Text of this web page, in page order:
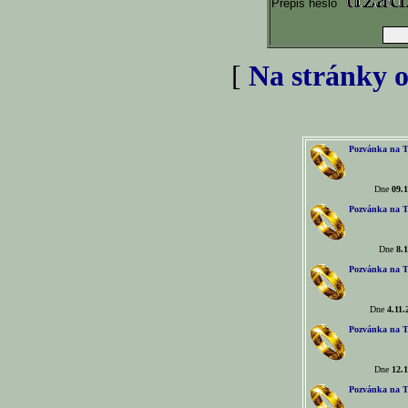
Přepiš heslo
[ Na stránky
Pozvánka na
Dne
Pozvánka na
Dne
Pozvánka na
Dne
Pozvánka na
Dne
Pozvánka na